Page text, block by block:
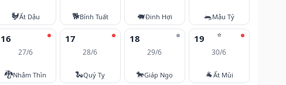
🐓Ất Dậu 🐕Bính Tuất 🐖Đinh Hợi 🐀Mậu Tý
16
27/6
🐉Nhâm Thìn
17
28/6
🐍Quý Tỵ
18
29/6
🐎Giáp Ngọ
⭐
19
30/6
🐐Ất Mùi